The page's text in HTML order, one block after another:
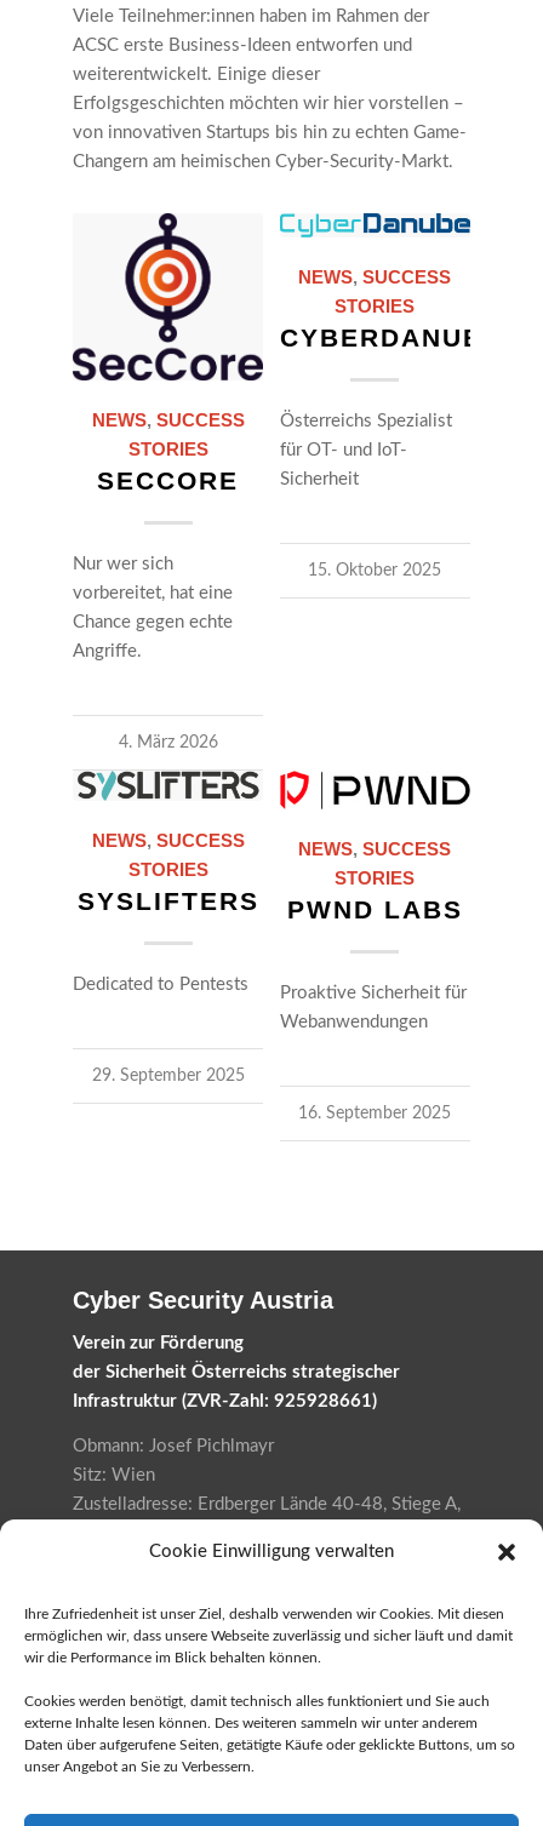
Cookie Einwilligung verwalten
Ihre Zufriedenheit ist unser Ziel, deshalb verwenden wir Cookies. Mit diesen
ermöglichen wir, dass unsere Webseite zuverlässig und sicher läuft und damit
wir die Performance im Blick behalten können.
Cookies werden benötigt, damit technisch alles funktioniert und Sie auch
externe Inhalte lesen können. Des weiteren sammeln wir unter anderem
Daten über aufgerufene Seiten, getätigte Käufe oder geklickte Buttons, um so
unser Angebot an Sie zu Verbessern.
Viele Teilnehmer:innen haben im Rahmen der
ACSC erste Business-Ideen entworfen und
weiterentwickelt. Einige dieser
Erfolgsgeschichten möchten wir hier vorstellen –
von innovativen Startups bis hin zu echten Game-
Changern am heimischen Cyber-Security-Markt.
NEWS, SUCCESS
STORIES
SECCORE
Nur wer sich
vorbereitet, hat eine
Chance gegen echte
Angriffe.
4. März 2026
NEWS,SUCCESS
STORIES
CYBERDANUBE
Österreichs Spezialist
für OT- und IoT-
Sicherheit
15. Oktober 2025
NEWS, SUCCESS
STORIES
SYSLIFTERS
Dedicated to Pentests
29. September 2025
NEWS,SUCCESS
STORIES
PWND LABS
Proaktive Sicherheit für
Webanwendungen
16. September 2025
Cyber Security Austria
Verein zur Förderung
der Sicherheit Österreichs strategischer
Infrastruktur (ZVR-Zahl: 925928661)
Obmann: Josef Pichlmayr
Sitz: Wien
Zustelladresse: Erdberger Lände 40-48, Stiege A,
Datenschutzerklärung
Security Challenge unterstützen!
als Sponsor
als FH / Universität